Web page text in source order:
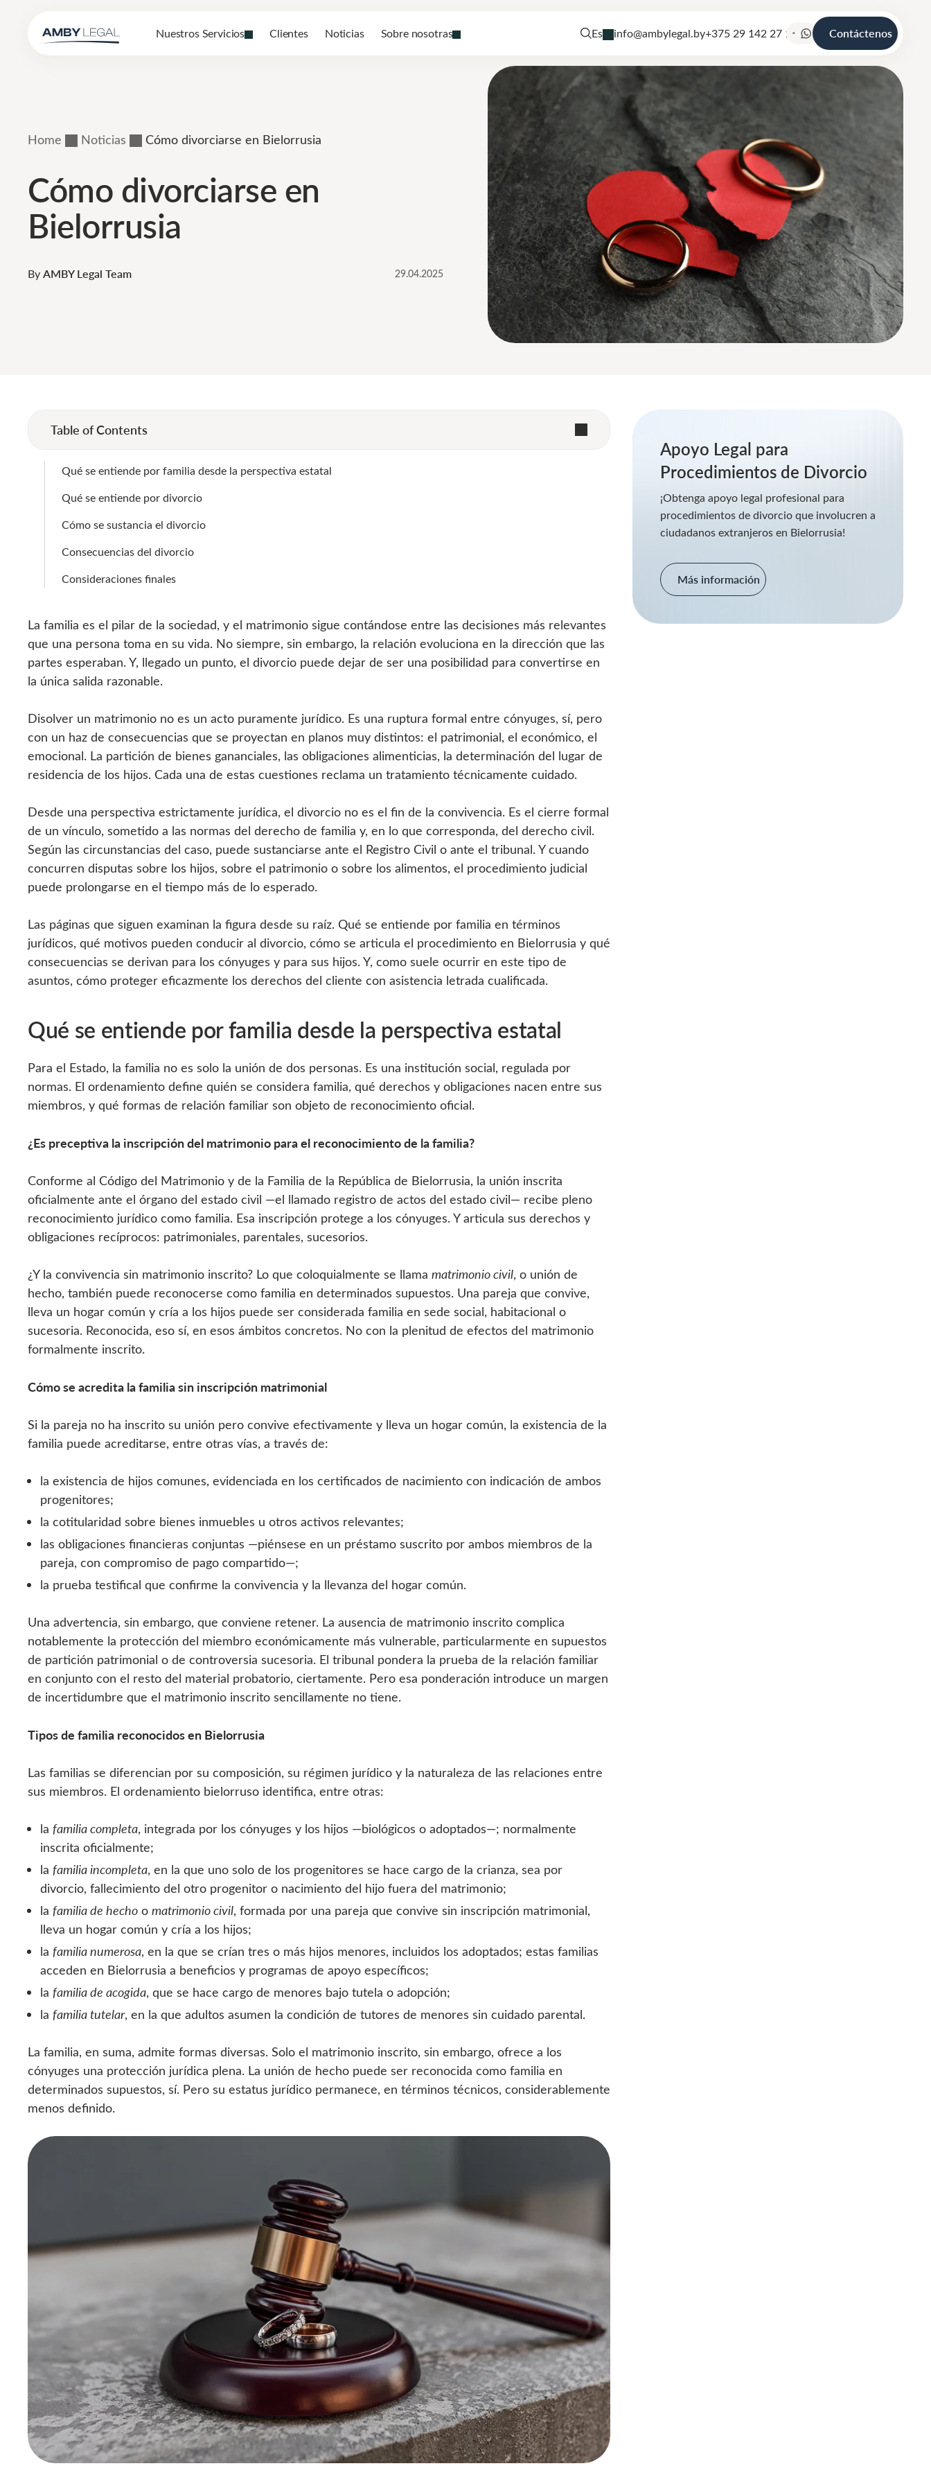
Nuestros Servicios Clientes Noticias Sobre nosotras Es info@ambylegal.by+375 29 142 27 19 Contáctenos
Home Noticias Cómo divorciarse en Bielorrusia
Cómo divorciarse en
Bielorrusia
ByAMBY Legal Team 29.04.2025
Table of Contents
Qué se entiende por familia desde la perspectiva estatal
Qué se entiende por divorcio
Cómo se sustancia el divorcio
Consecuencias del divorcio
Consideraciones finales
La familia es el pilar de la sociedad, y el matrimonio sigue contándose entre las decisiones más relevantes
que una persona toma en su vida. No siempre, sin embargo, la relación evoluciona en la dirección que las
partes esperaban. Y, llegado un punto, el divorcio puede dejar de ser una posibilidad para convertirse en
la única salida razonable.
Disolver un matrimonio no es un acto puramente jurídico. Es una ruptura formal entre cónyuges, sí, pero
con un haz de consecuencias que se proyectan en planos muy distintos: el patrimonial, el económico, el
emocional. La partición de bienes gananciales, las obligaciones alimenticias, la determinación del lugar de
residencia de los hijos. Cada una de estas cuestiones reclama un tratamiento técnicamente cuidado.
Desde una perspectiva estrictamente jurídica, el divorcio no es el fin de la convivencia. Es el cierre formal
de un vínculo, sometido a las normas del derecho de familia y, en lo que corresponda, del derecho civil.
Según las circunstancias del caso, puede sustanciarse ante el Registro Civil o ante el tribunal. Y cuando
concurren disputas sobre los hijos, sobre el patrimonio o sobre los alimentos, el procedimiento judicial
puede prolongarse en el tiempo más de lo esperado.
Las páginas que siguen examinan la figura desde su raíz. Qué se entiende por familia en términos
jurídicos, qué motivos pueden conducir al divorcio, cómo se articula el procedimiento en Bielorrusia y qué
consecuencias se derivan para los cónyuges y para sus hijos. Y, como suele ocurrir en este tipo de
asuntos, cómo proteger eficazmente los derechos del cliente con asistencia letrada cualificada.
Qué se entiende por familia desde la perspectiva estatal
Para el Estado, la familia no es solo la unión de dos personas. Es una institución social, regulada por
normas. El ordenamiento define quién se considera familia, qué derechos y obligaciones nacen entre sus
miembros, y qué formas de relación familiar son objeto de reconocimiento oficial.
¿Es preceptiva la inscripción del matrimonio para el reconocimiento de la familia?
Conforme al Código del Matrimonio y de la Familia de la República de Bielorrusia, la unión inscrita
oficialmente ante el órgano del estado civil —el llamado registro de actos del estado civil— recibe pleno
reconocimiento jurídico como familia. Esa inscripción protege a los cónyuges. Y articula sus derechos y
obligaciones recíprocos: patrimoniales, parentales, sucesorios.
¿Y la convivencia sin matrimonio inscrito? Lo que coloquialmente se llama matrimonio civil, o unión de
hecho, también puede reconocerse como familia en determinados supuestos. Una pareja que convive,
lleva un hogar común y cría a los hijos puede ser considerada familia en sede social, habitacional o
sucesoria. Reconocida, eso sí, en esos ámbitos concretos. No con la plenitud de efectos del matrimonio
formalmente inscrito.
Cómo se acredita la familia sin inscripción matrimonial
Si la pareja no ha inscrito su unión pero convive efectivamente y lleva un hogar común, la existencia de la
familia puede acreditarse, entre otras vías, a través de:
la existencia de hijos comunes, evidenciada en los certificados de nacimiento con indicación de ambos
progenitores;
la cotitularidad sobre bienes inmuebles u otros activos relevantes;
las obligaciones financieras conjuntas —piénsese en un préstamo suscrito por ambos miembros de la
pareja, con compromiso de pago compartido—;
la prueba testifical que confirme la convivencia y la llevanza del hogar común.
Una advertencia, sin embargo, que conviene retener. La ausencia de matrimonio inscrito complica
notablemente la protección del miembro económicamente más vulnerable, particularmente en supuestos
de partición patrimonial o de controversia sucesoria. El tribunal pondera la prueba de la relación familiar
en conjunto con el resto del material probatorio, ciertamente. Pero esa ponderación introduce un margen
de incertidumbre que el matrimonio inscrito sencillamente no tiene.
Tipos de familia reconocidos en Bielorrusia
Las familias se diferencian por su composición, su régimen jurídico y la naturaleza de las relaciones entre
sus miembros. El ordenamiento bielorruso identifica, entre otras:
la familia completa, integrada por los cónyuges y los hijos —biológicos o adoptados—; normalmente
inscrita oficialmente;
la familia incompleta, en la que uno solo de los progenitores se hace cargo de la crianza, sea por
divorcio, fallecimiento del otro progenitor o nacimiento del hijo fuera del matrimonio;
la familia de hecho o matrimonio civil, formada por una pareja que convive sin inscripción matrimonial,
lleva un hogar común y cría a los hijos;
la familia numerosa, en la que se crían tres o más hijos menores, incluidos los adoptados; estas familias
acceden en Bielorrusia a beneficios y programas de apoyo específicos;
la familia de acogida, que se hace cargo de menores bajo tutela o adopción;
la familia tutelar, en la que adultos asumen la condición de tutores de menores sin cuidado parental.
La familia, en suma, admite formas diversas. Solo el matrimonio inscrito, sin embargo, ofrece a los
cónyuges una protección jurídica plena. La unión de hecho puede ser reconocida como familia en
determinados supuestos, sí. Pero su estatus jurídico permanece, en términos técnicos, considerablemente
menos definido.
Apoyo Legal para
Procedimientos de Divorcio
¡Obtenga apoyo legal profesional para
procedimientos de divorcio que involucren a
ciudadanos extranjeros en Bielorrusia!
Más información